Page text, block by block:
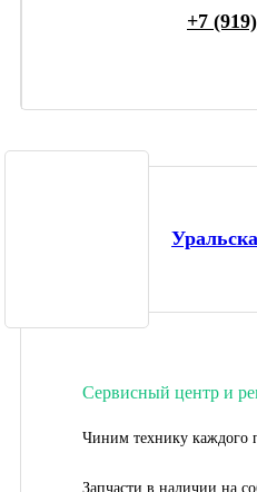
+7
Сервисный центр и
Чиним технику каждого
Запчасти в наличии на